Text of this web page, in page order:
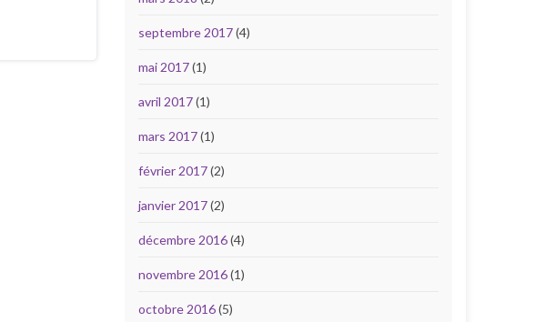
septembre 2017(4)
mai 2017(1)
avril 2017(1)
mars 2017(1)
février 2017(2)
janvier 2017(2)
décembre 2016(4)
novembre 2016(1)
octobre 2016(5)